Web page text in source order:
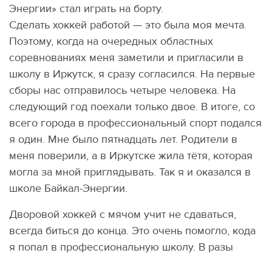
Энергии» стал играть на борту.
Сделать хоккей работой — это была моя мечта.
Поэтому, когда на очередных областных
соревнованиях меня заметили и пригласили в
школу в Иркутск, я сразу согласился. На первые
сборы нас отправилось четыре человека. На
следующий год поехали только двое. В итоге, со
всего города в профессиональный спорт подался
я один. Мне было пятнадцать лет. Родители в
меня поверили, а в Иркутске жила тётя, которая
могла за мной приглядывать. Так я и оказался в
школе Байкал-Энергии.
Дворовой хоккей с мячом учит не сдаваться,
всегда биться до конца. Это очень помогло, кода
я попал в профессиональную школу. В разы